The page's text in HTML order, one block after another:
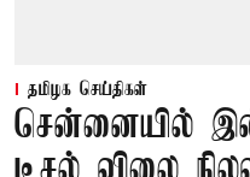
தமிழக செய்திகள்
சென்னையில்